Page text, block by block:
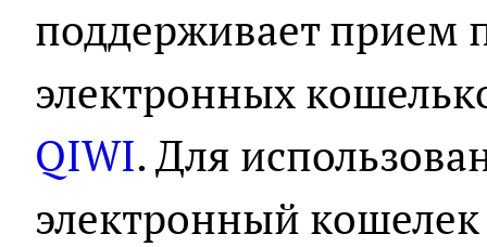
поддерживает прием
электронных
QIWI. Для
электронный